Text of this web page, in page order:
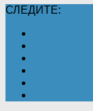
СЛЕДИТЕ: